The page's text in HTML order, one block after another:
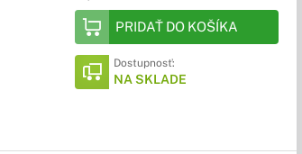
PRIDAŤ DO KOŠÍKA
Dostupnosť:
NA SKLADE